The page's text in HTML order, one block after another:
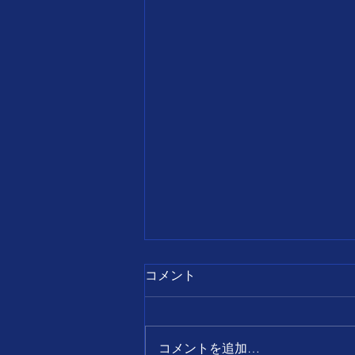
7月28日
【誕生日の名言】 すべて
ればチャンスとなり、 後ろ
コメント
コメントを追加…